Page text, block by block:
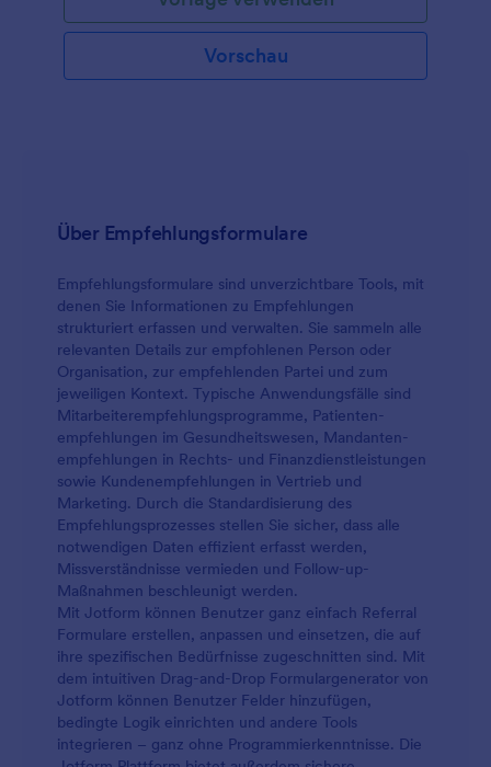
Vorschau
Über Empfehlungsformulare
Empfehlungsformulare sind unverzichtbare Tools, mit
denen Sie Informationen zu Empfehlungen
strukturiert erfassen und verwalten. Sie sammeln alle
relevanten Details zur empfohlenen Person oder
Organisation, zur empfehlenden Partei und zum
jeweiligen Kontext. Typische Anwendungsfälle sind
Mitarbeiterempfehlungsprogramme, Patienten­
empfehlungen im Gesundheitswesen, Mandanten­
empfehlungen in Rechts- und Finanzdienstleistungen
sowie Kundenempfehlungen in Vertrieb und
Marketing. Durch die Standardisierung des
Empfehlungsprozesses stellen Sie sicher, dass alle
notwendigen Daten effizient erfasst werden,
Missverständnisse vermieden und Follow-up-
Maßnahmen beschleunigt werden.
Mit Jotform können Benutzer ganz einfach Referral
Formulare erstellen, anpassen und einsetzen, die auf
ihre spezifischen Bedürfnisse zugeschnitten sind. Mit
dem intuitiven Drag-and-Drop Formulargenerator von
Jotform können Benutzer Felder hinzufügen,
bedingte Logik einrichten und andere Tools
integrieren – ganz ohne Programmierkenntnisse. Die